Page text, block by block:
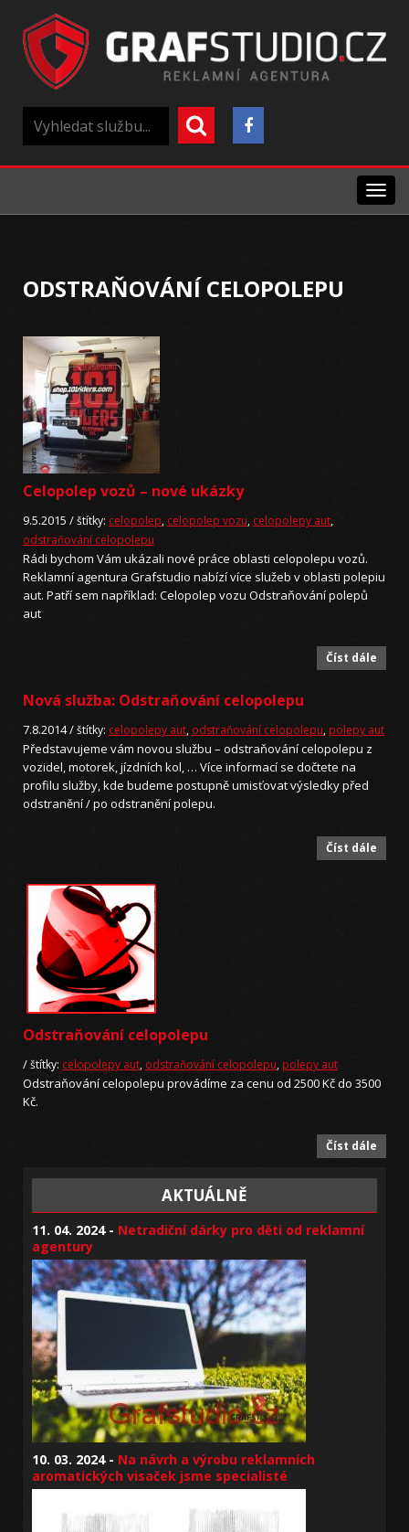
Menu
ODSTRAŇOVÁNÍ CELOPOLEPU
Celopolep vozů – nové ukázky
9.5.2015 /štítky: celopolep, celopolep vozu, celopolepy aut,
odstraňování celopolepu
Rádi bychom Vám ukázali nové práce oblasti celopolepu vozů.
Reklamní agentura Grafstudio nabízí více služeb v oblasti polepiu
aut. Patří sem například: Celopolep vozu Odstraňování polepů
aut
Číst dále
Nová služba: Odstraňování celopolepu
7.8.2014 /štítky: celopolepy aut, odstraňování celopolepu,polepy aut
Představujeme vám novou službu – odstraňování celopolepu z
vozidel, motorek, jízdních kol, … Více informací se dočtete na
profilu služby, kde budeme postupně umisťovat výsledky před
odstranění / po odstranění polepu.
Číst dále
Odstraňování celopolepu
/štítky: celopolepy aut, odstraňování celopolepu, polepy aut
Odstraňování celopolepu provádíme za cenu od 2500 Kč do 3500
Kč.
Číst dále
AKTUÁLNĚ
11. 04. 2024 - Netradiční dárky pro děti od reklamní
agentury
10. 03. 2024 - Na návrh a výrobu reklamních
aromatických visaček jsme specialisté